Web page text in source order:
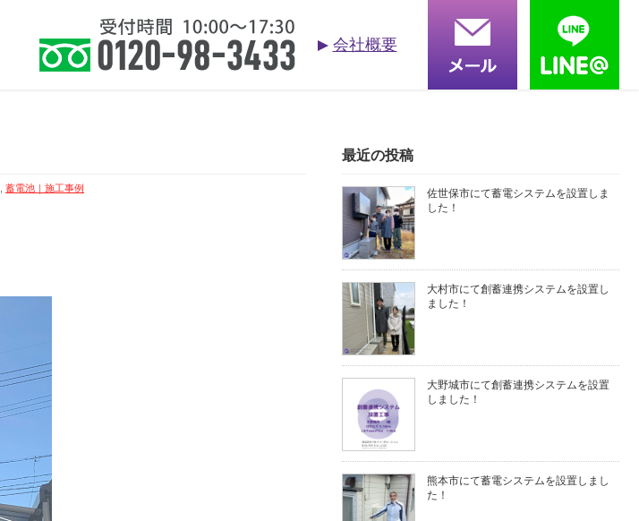
会社概要
蓄電池｜施工事例
最近の投稿
佐世保市にて蓄電システムを設置しま
した！
大村市にて創蓄連携システムを設置し
ました！
大野城市にて創蓄連携システムを設置
しました！
熊本市にて蓄電システムを設置しまし
た！